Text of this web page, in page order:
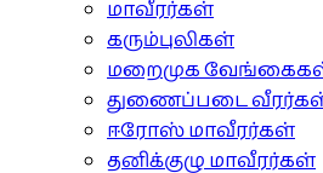
மாவீரர்கள்
கரும்புலிகள்
மறைமுக
துணைப்படை
ஈரோஸ் மாவீரர்கள்
தனிக்குழு மாவீரர்கள்